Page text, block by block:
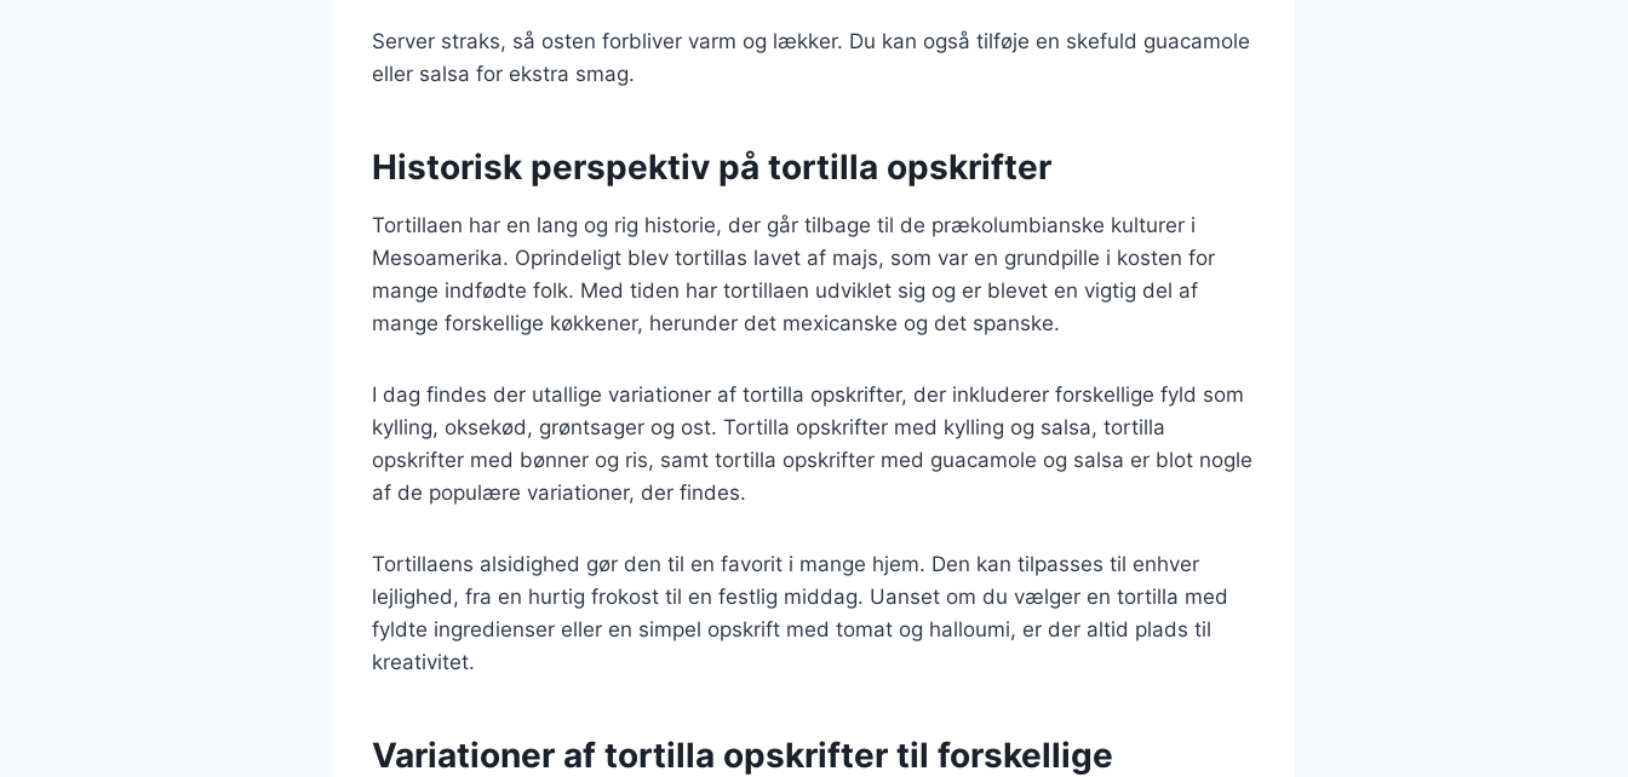
Server straks, så osten forbliver varm og lækker. Du kan også tilføje en skefuld guacamole
eller salsa for ekstra smag.
Historisk perspektiv på tortilla opskrifter
Tortillaen har en lang og rig historie, der går tilbage til de prækolumbianske kulturer i
Mesoamerika. Oprindeligt blev tortillas lavet af majs, som var en grundpille i kosten for
mange indfødte folk. Med tiden har tortillaen udviklet sig og er blevet en vigtig del af
mange forskellige køkkener, herunder det mexicanske og det spanske.
I dag findes der utallige variationer af tortilla opskrifter, der inkluderer forskellige fyld som
kylling, oksekød, grøntsager og ost. Tortilla opskrifter med kylling og salsa, tortilla
opskrifter med bønner og ris, samt tortilla opskrifter med guacamole og salsa er blot nogle
af de populære variationer, der findes.
Tortillaens alsidighed gør den til en favorit i mange hjem. Den kan tilpasses til enhver
lejlighed, fra en hurtig frokost til en festlig middag. Uanset om du vælger en tortilla med
fyldte ingredienser eller en simpel opskrift med tomat og halloumi, er der altid plads til
kreativitet.
Variationer af tortilla opskrifter til forskellige